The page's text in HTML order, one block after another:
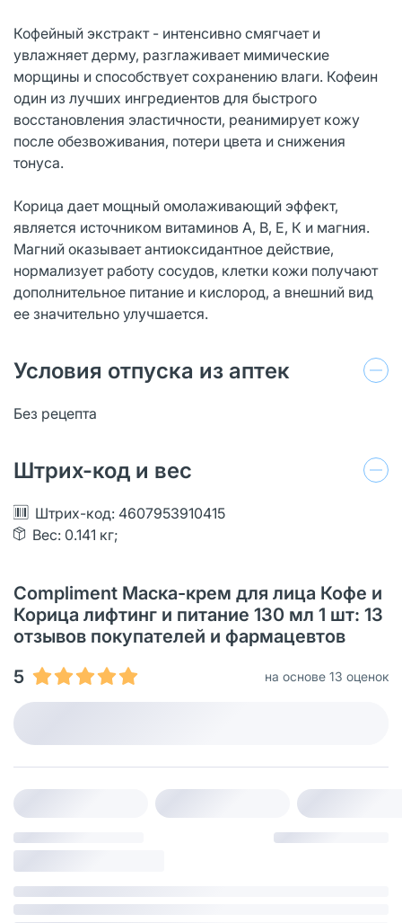
Кофейный экстракт - интенсивно смягчает и
увлажняет дерму, разглаживает мимические
морщины и способствует сохранению влаги. Кофеин
один из лучших ингредиентов для быстрого
восстановления эластичности, реанимирует кожу
после обезвоживания, потери цвета и снижения
тонуса.
Корица дает мощный омолаживающий эффект,
является источником витаминов А, В, Е, К и магния.
Магний оказывает антиоксидантное действие,
нормализует работу сосудов, клетки кожи получают
дополнительное питание и кислород, а внешний вид
ее значительно улучшается.
Условия отпуска из аптек
Без рецепта
Штрих-код и вес
Штрих-код: 4607953910415
Вес: 0.141 кг;
Compliment Маска-крем для лица Кофе и
Корица лифтинг и питание 130 мл 1 шт: 13
отзывов покупателей и фармацевтов
5
на основе 13 оценок